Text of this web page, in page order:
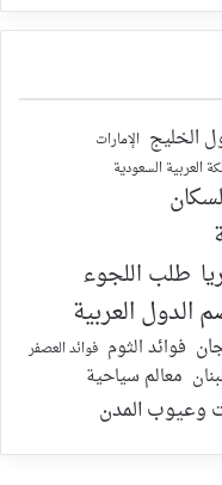
الخليج الإمارات
العربية السعودية
طلب اللجوء
الدول العربية
فوائد الثوم فوائد العصفر
معالم سياحية
وعيوب المدن